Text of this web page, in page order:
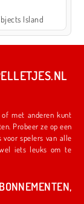
Island
Probeer ze op een